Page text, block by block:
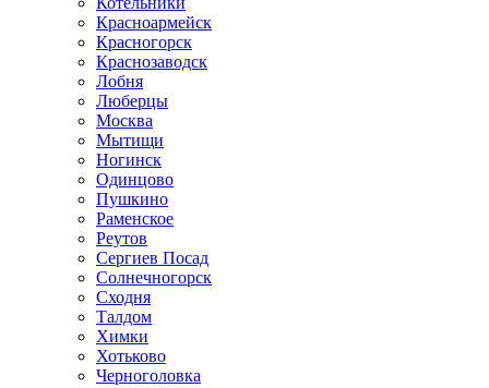
Красноармейск
Красногорск
Краснозаводск
Лобня
Люберцы
Москва
Мытищи
Ногинск
Одинцово
Пушкино
Раменское
Реутов
Сергиев Посад
Солнечногорск
Сходня
Талдом
Химки
Хотьково
Черноголовка